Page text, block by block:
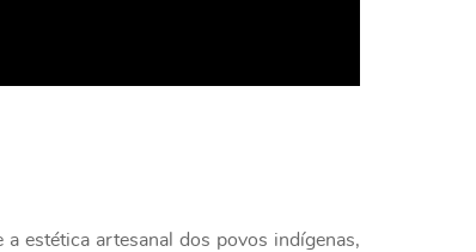
estética artesanal dos povos indígenas,